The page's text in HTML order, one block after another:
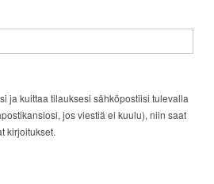
ja kuittaa tilauksesi sähköpostiisi tulevalla
jos viestiä ei kuulu), niin saat
kirjoitukset.